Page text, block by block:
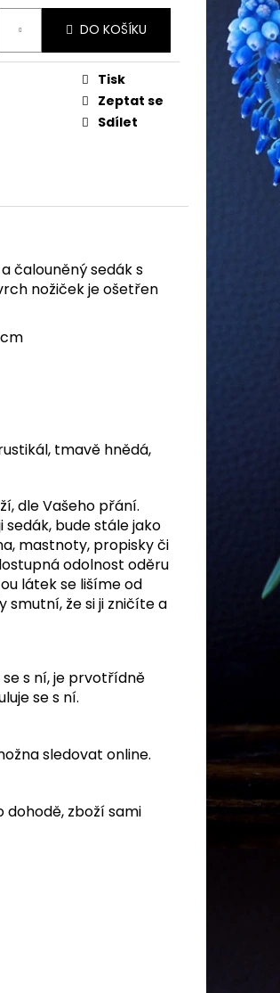
DO KOŠÍKU
Tisk
Zeptat se
Sdílet
čalouněný sedák s
nožiček je ošetřen
tmavě hnědá,
dle Vašeho přání.
bude stále jako
mastnoty, propisky či
odolnost oděru
látek se lišíme od
smutní, že si ji zničíte a
s ní, je prvotřídně
se s ní.
sledovat online.
zboží sami